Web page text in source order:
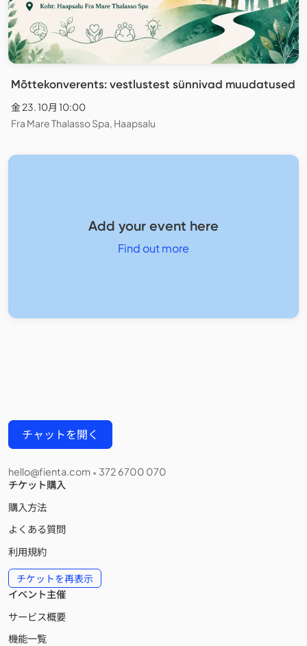
Mõttekonverents: vestlustest sünnivad muudatused
金 23. 10月 10:00
Fra Mare Thalasso Spa, Haapsalu
Add your event here
Find out more
チャットを開く
hello@fienta.com • 372 6700 070
チケット購入
購入方法
よくある質問
利用規約
チケットを再表示
イベント主催
サービス概要
機能一覧